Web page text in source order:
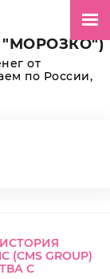
"МОРОЗКО")
от
по России,
GROUP)
С